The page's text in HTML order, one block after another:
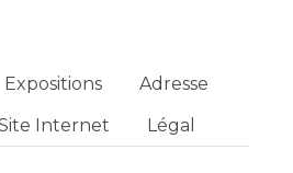
Expositions
Adresse
Internet Légal